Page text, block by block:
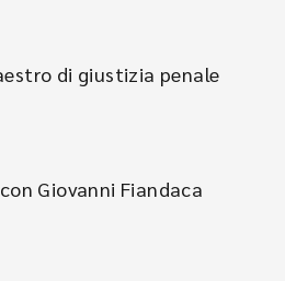
di giustizia penale
Giovanni Fiandaca